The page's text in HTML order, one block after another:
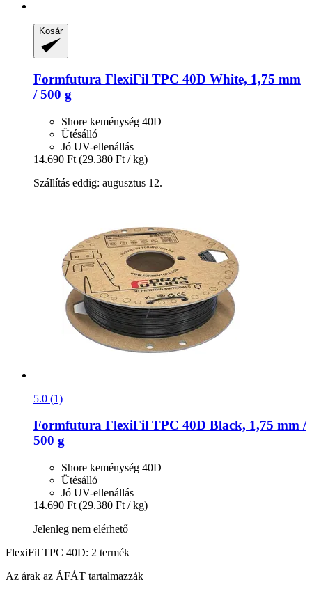
Kosár
Formfutura FlexiFil TPC 40D White, 1,75 mm
/ 500 g
Shore keménység 40D
Ütésálló
Jó UV-ellenállás
14.690 Ft (29.380 Ft / kg)
Szállítás eddig: augusztus 12.
5.0 (1)
Formfutura FlexiFil TPC 40D Black, 1,75 mm /
500 g
Shore keménység 40D
Ütésálló
Jó UV-ellenállás
14.690 Ft (29.380 Ft / kg)
Jelenleg nem elérhető
FlexiFil TPC 40D: 2 termék
Az árak az ÁFÁT tartalmazzák